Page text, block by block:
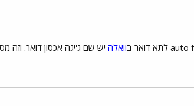
וואלה יש שם ג'יגה אכסון דואר. וזה